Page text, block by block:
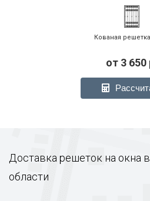
Кованая
от 3 650
Доставка решеток на окна
области